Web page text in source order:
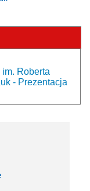
im. Roberta
- Prezentacja